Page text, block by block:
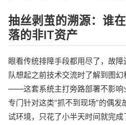
抽丝剥茧的溯源：谁
落的非IT资产
眼看传统排障手段都用尽了，故
队想起之前技术交流时了解到图
——这套系统主打旁路部署不影响
专门针对这类“抓不到现场”的偶发
试环境，只花了小半天时间就完